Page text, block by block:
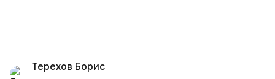
Терехов Борис